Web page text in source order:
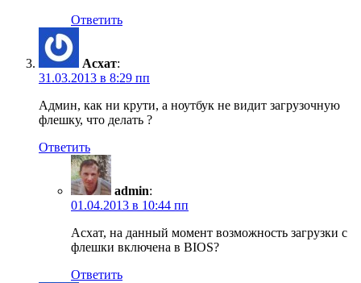
Ответить
Асхат:
31.03.2013 в 8:29 пп
Админ, как ни крути, а ноутбук не видит загрузочную
флешку, что делать ?
Ответить
admin:
01.04.2013 в 10:44 пп
Асхат, на данный момент возможность загрузки с
флешки включена в BIOS?
Ответить